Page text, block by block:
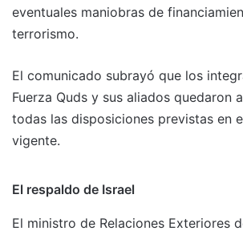
eventuales maniobras de
terrorismo.
El comunicado subrayó que los
Fuerza Quds y sus aliados quedaron
todas las disposiciones previstas en
vigente.
El respaldo de Israel
El ministro de Relaciones Exteriores